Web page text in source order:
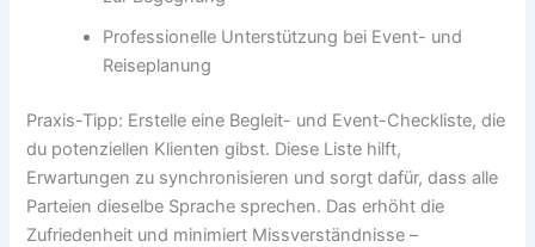
Professionelle Unterstützung bei Event- und
Reiseplanung
Praxis-Tipp: Erstelle eine Begleit- und Event-Checkliste, die
du potenziellen Klienten gibst. Diese Liste hilft,
Erwartungen zu synchronisieren und sorgt dafür, dass alle
Parteien dieselbe Sprache sprechen. Das erhöht die
Zufriedenheit und minimiert Missverständnisse –